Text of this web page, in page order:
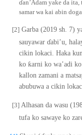
ɗan’Adam yake da ita,
samar wa kai abin
[2] Garba (2019 sh. 7)
sauyawar ɗabi’u,
cikin lokaci. Haka
ko ƙarni ko wa’adi
kallon zamani a
abubuwa a cikin
[3] Alhasan da wasu
tufa ko sawaye ko